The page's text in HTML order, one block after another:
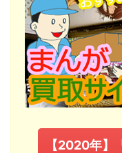
【2020年】